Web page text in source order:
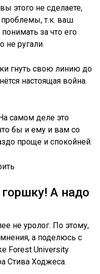
этого не сделаете,
т.к. ваш
за что его
не ругали.
гнуть свою линию до
настоящая война.
самом деле это
бы и ему и вам со
проще и спокойней.
А надо
не уролог. По этому,
а поделюсь с
Forest University
Стива Ходжеса.